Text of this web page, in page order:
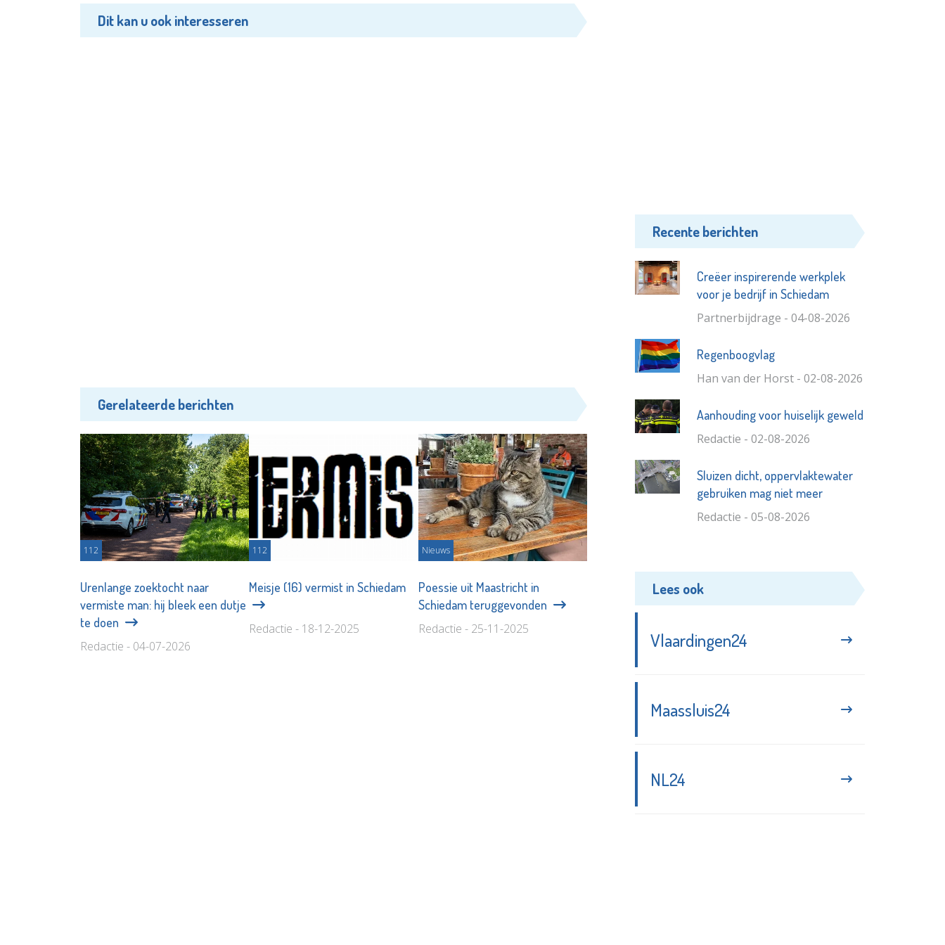
Dit kan u ook interesseren
Gerelateerde berichten
112
Urenlange zoektocht naar
vermiste man: hij bleek een dutje
te doen
Redactie - 04-07-2026
112
Meisje (16) vermist in Schiedam
Redactie - 18-12-2025
Nieuws
Poessie uit Maastricht in
Schiedam teruggevonden
Redactie - 25-11-2025
Recente berichten
Creëer inspirerende werkplek
voor je bedrijf in Schiedam
Partnerbijdrage - 04-08-2026
Regenboogvlag
Han van der Horst - 02-08-2026
Aanhouding voor huiselijk geweld
Redactie - 02-08-2026
Sluizen dicht, oppervlaktewater
gebruiken mag niet meer
Redactie - 05-08-2026
Lees ook
Vlaardingen24
Maassluis24
NL24